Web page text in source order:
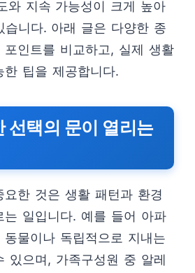
와 지속 가능성이 크게 높아
습니다. 아래 글은 다양한 종
인트를 비교하고, 실제 생활
팁을 제공합니다.
선택의 문이 열리는
요한 것은 생활 패턴과 환경
는 일입니다. 예를 들어 아파
동물이나 독립적으로 지내는
있으며, 가족구성원 중 알레